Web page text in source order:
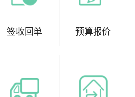
签收回单 预算报价